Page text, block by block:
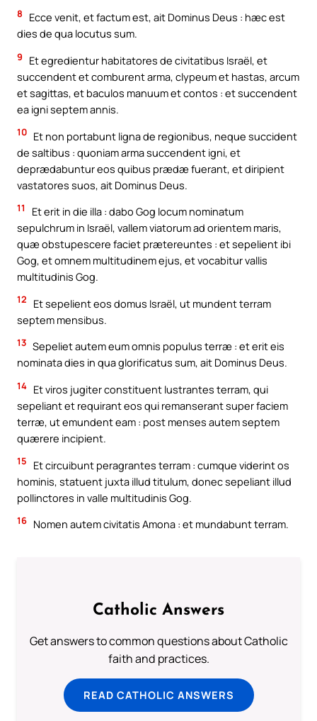
8
Ecce venit, et factum est, ait Dominus Deus : hæc est
dies de qua locutus sum.
9
Et egredientur habitatores de civitatibus Israël, et
succendent et comburent arma, clypeum et hastas, arcum
et sagittas, et baculos manuum et contos : et succendent
ea igni septem annis.
10 Et non portabunt ligna de regionibus, neque succident
de saltibus : quoniam arma succendent igni, et
deprædabuntur eos quibus prædæ fuerant, et diripient
vastatores suos, ait Dominus Deus.
11
Et erit in die illa : dabo Gog locum nominatum
sepulchrum in Israël, vallem viatorum ad orientem maris,
quæ obstupescere faciet prætereuntes : et sepelient ibi
Gog, et omnem multitudinem ejus, et vocabitur vallis
multitudinis Gog.
12
Et sepelient eos domus Israël, ut mundent terram
septem mensibus.
13 Sepeliet autem eum omnis populus terræ : et erit eis
nominata dies in qua glorificatus sum, ait Dominus Deus.
14 Et viros jugiter constituent lustrantes terram, qui
sepeliant et requirant eos qui remanserant super faciem
terræ, ut emundent eam : post menses autem septem
quærere incipient.
15
Et circuibunt peragrantes terram : cumque viderint os
hominis, statuent juxta illud titulum, donec sepeliant illud
pollinctores in valle multitudinis Gog.
16 Nomen autem civitatis Amona : et mundabunt terram.
Catholic Answers
Get answers to common questions about Catholic
faith and practices.
READ CATHOLIC ANSWERS